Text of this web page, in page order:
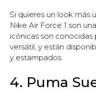
Si quieres un look más
Nike Air Force 1 son
icónicas son
versátil, y están
y estampados.
4. Puma